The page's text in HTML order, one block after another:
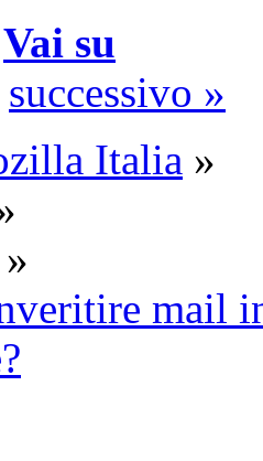
Vai su
successivo »
Italia »
»
mail